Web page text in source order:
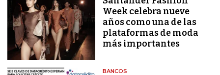
Week celebra nueve
años como una de las
plataformas de moda
más importantes
BANCOS